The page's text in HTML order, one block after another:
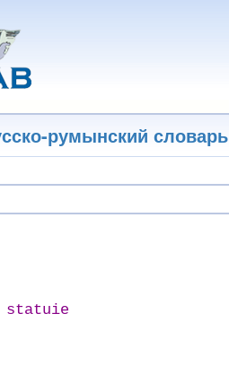
румынский словарь
statuie